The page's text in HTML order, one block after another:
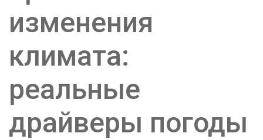
изменения
климата:
реальные
драйверы погоды